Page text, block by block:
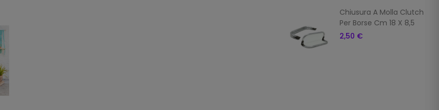
Chiusura A Molla Clutch
Per Borse Cm 18 X 8,5
2,50 €